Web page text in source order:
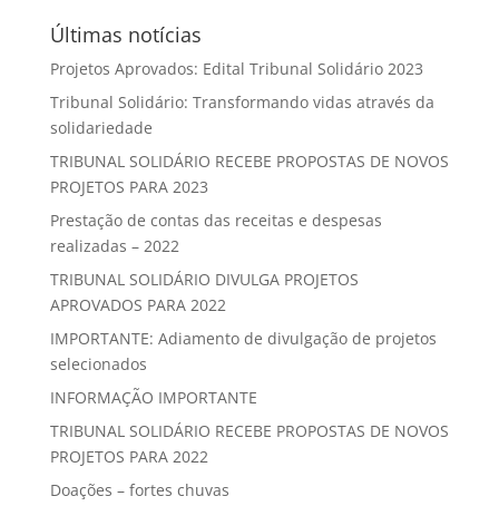
Últimas notícias
Projetos Aprovados: Edital Tribunal Solidário 2023
Tribunal Solidário: Transformando vidas através da
solidariedade
TRIBUNAL SOLIDÁRIO RECEBE PROPOSTAS DE NOVOS
PROJETOS PARA 2023
Prestação de contas das receitas e despesas
realizadas – 2022
TRIBUNAL SOLIDÁRIO DIVULGA PROJETOS
APROVADOS PARA 2022
IMPORTANTE: Adiamento de divulgação de projetos
selecionados
INFORMAÇÃO IMPORTANTE
TRIBUNAL SOLIDÁRIO RECEBE PROPOSTAS DE NOVOS
PROJETOS PARA 2022
Doações – fortes chuvas